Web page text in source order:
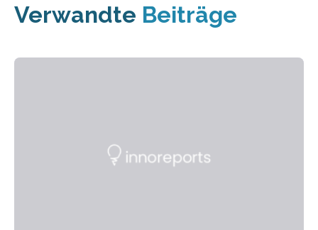
Verwandte Beiträge